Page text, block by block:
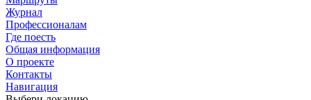
Журнал
Профессионалам
Где поесть
Общая информация
О проекте
Контакты
Навигация